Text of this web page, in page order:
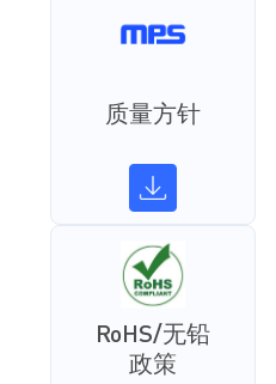
质量方针
RoHS/无铅
政策